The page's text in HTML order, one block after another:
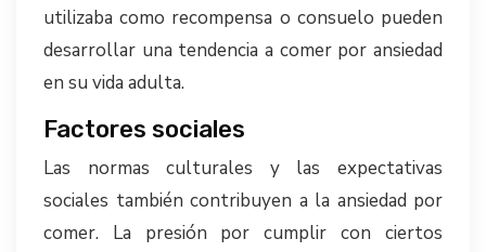
utilizaba como recompensa o consuelo pueden
desarrollar una tendencia a comer por ansiedad
en su vida adulta.
Factores sociales
Las normas culturales y las expectativas
sociales también contribuyen a la ansiedad por
comer. La presión por cumplir con ciertos